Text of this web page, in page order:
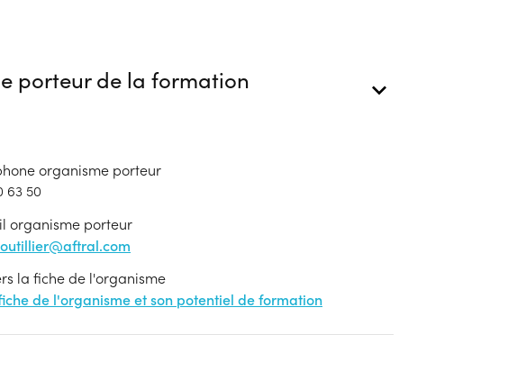
porteur de la formation
organisme porteur
63 50
organisme porteur
la fiche de l'organisme
de l'organisme et son potentiel de formation